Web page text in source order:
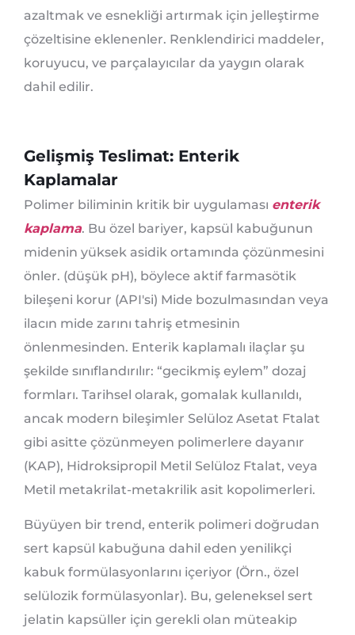
azaltmak ve esnekliği artırmak için jelleştirme
çözeltisine eklenenler. Renklendirici maddeler,
koruyucu, ve parçalayıcılar da yaygın olarak
dahil edilir.
Gelişmiş Teslimat: Enterik
Kaplamalar
Polimer biliminin kritik bir uygulaması enterik
kaplama. Bu özel bariyer, kapsül kabuğunun
midenin yüksek asidik ortamında çözünmesini
önler. (düşük pH), böylece aktif farmasötik
bileşeni korur (API'si) Mide bozulmasından veya
ilacın mide zarını tahriş etmesinin
önlenmesinden. Enterik kaplamalı ilaçlar şu
şekilde sınıflandırılır: “gecikmiş eylem” dozaj
formları. Tarihsel olarak, gomalak kullanıldı,
ancak modern bileşimler Selüloz Asetat Ftalat
gibi asitte çözünmeyen polimerlere dayanır
(KAP), Hidroksipropil Metil Selüloz Ftalat, veya
Metil metakrilat-metakrilik asit kopolimerleri.
Büyüyen bir trend, enterik polimeri doğrudan
sert kapsül kabuğuna dahil eden yenilikçi
kabuk formülasyonlarını içeriyor (Örn., özel
selülozik formülasyonlar). Bu, geleneksel sert
jelatin kapsüller için gerekli olan müteakip